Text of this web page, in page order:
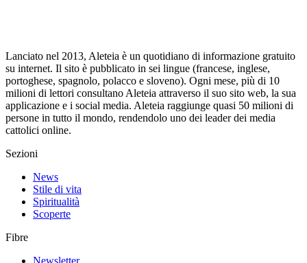
Lanciato nel 2013, Aleteia è un quotidiano di informazione gratuito
su internet. Il sito è pubblicato in sei lingue (francese, inglese,
portoghese, spagnolo, polacco e sloveno). Ogni mese, più di 10
milioni di lettori consultano Aleteia attraverso il suo sito web, la sua
applicazione e i social media. Aleteia raggiunge quasi 50 milioni di
persone in tutto il mondo, rendendolo uno dei leader dei media
cattolici online.
Sezioni
News
Stile di vita
Spiritualità
Scoperte
Fibre